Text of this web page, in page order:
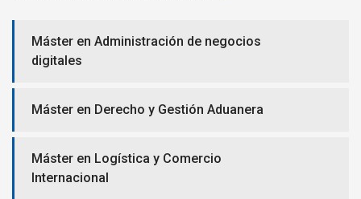
Máster en Administración de negocios
digitales
Máster en Derecho y Gestión Aduanera
Máster en Logística y Comercio
Internacional